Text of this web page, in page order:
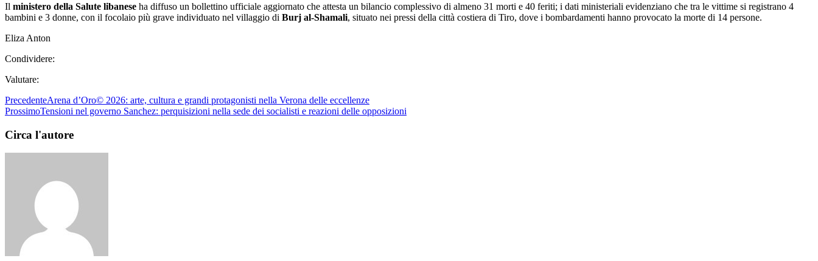
Il ministero della Salute libanese ha diffuso un bollettino ufficiale aggiornato che attesta un bilancio complessivo di almeno 31 morti e 40 feriti; i dati ministeriali evidenziano che tra le vittime si registrano 4
bambini e 3 donne, con il focolaio più grave individuato nel villaggio di Burj al-Shamali, situato nei pressi della città costiera di Tiro, dove i bombardamenti hanno provocato la morte di 14 persone.
Eliza Anton
Condividere:
Valutare:
PrecedenteArena d’Oro© 2026: arte, cultura e grandi protagonisti nella Verona delle eccellenze
ProssimoTensioni nel governo Sanchez: perquisizioni nella sede dei socialisti e reazioni delle opposizioni
Circa l'autore